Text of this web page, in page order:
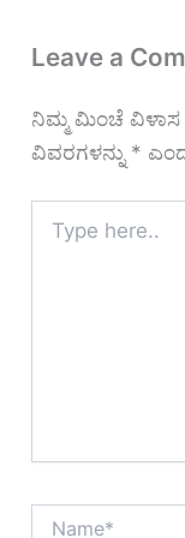
Leave a
ನಿಮ್ಮ ಮಿಂಚೆ ವಿಳಾಸ
ವಿವರಗಳನ್ನು *
here..